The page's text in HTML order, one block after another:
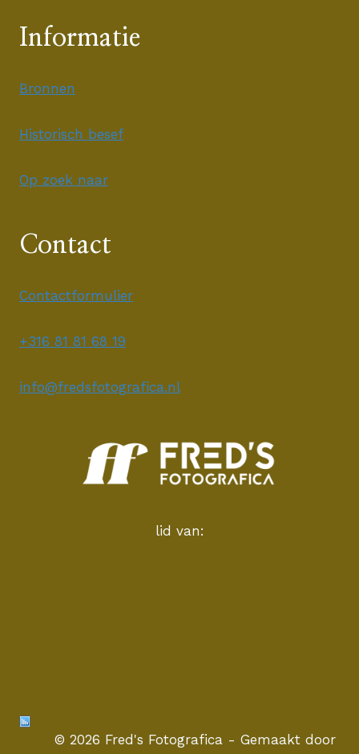
Informatie
Bronnen
Historisch besef
Op zoek naar
Contact
Contactformulier
+316 81 81 68 19
info@fredsfotografica.nl
lid van:
© 2026 Fred's Fotografica - Gemaakt door